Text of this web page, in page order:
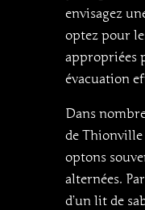
envisagez
optez pour
appropriées
évacuation
Dans
de Thionville
optons
alternées.
d’un lit de